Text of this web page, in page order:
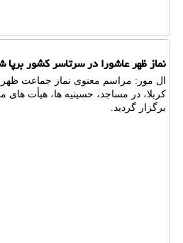
نماز ظهر عاشورا در سرتاسر کشور برپا
ال مور: مراسم معنوی نماز جماعت
کربلا، در مساجد، حسینیه ها، هیأت
برگزار گردید.